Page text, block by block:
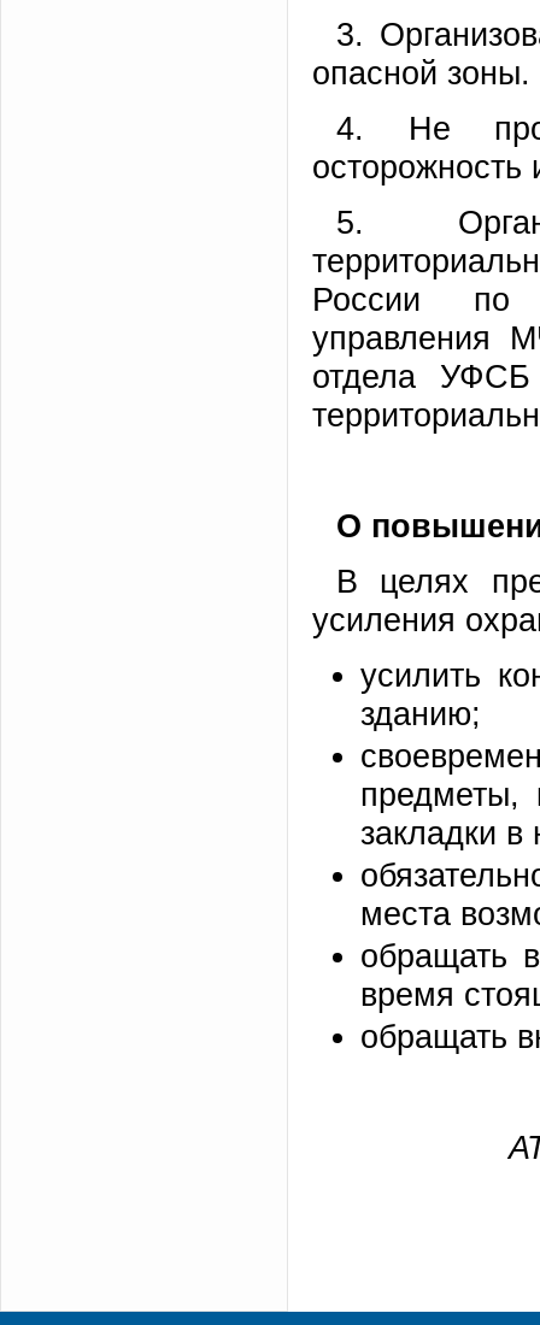
3.
опасной зоны.
4. Не
осторожность
5.
России по
управления
отдела УФСБ
О
В целях
усиления
усилить
зданию;
предметы,
закладки в
места
обращать
время
обращать